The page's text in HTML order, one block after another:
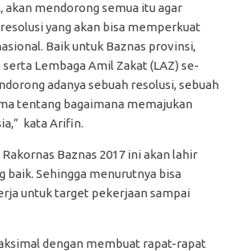
akan mendorong semua itu agar
yang akan bisa memperkuat
Baik untuk Baznas provinsi,
Lembaga Amil Zakat (LAZ) se-
adanya sebuah resolusi, sebuah
tentang bagaimana memajukan
kata Arifin.
Baznas 2017 ini akan lahir
baik. Sehingga menurutnya bisa
untuk target pekerjaan sampai
dengan membuat rapat-rapat